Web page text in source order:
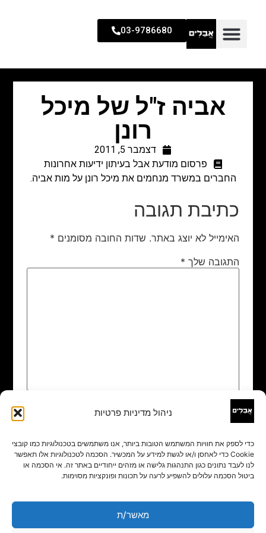
ניהול מדיניות פרטיות
כדי לספק את חוויות המשתמש הטובות ביותר, אנו משתמשים בטכנולוגיות כמו קובצי
Cookie כדי לאחסן ו/או לגשת למידע על המכשיר. הסכמה לטכנולוגיות אלו תאפשר
לנו לעבד נתונים כגון התנהגות גלישה או מזהים ייחודיים באתר זה. אי הסכמה או
ביטול הסכמה עלולים להשפיע לרעה על תכונות ופונקציות מסוימות.
מאשר/ת
03-9786680
אביה ז"ל של מיכל
רונן
דצמבר 5, 2011
פרסום מודעת אבל בעיתון ידיעות אחרונות
החברים במשרד מנחמים את מיכל רונן על מות אביה.
כתיבת תגובה
האימייל לא יוצג באתר. שדות החובה מסומנים *
התגובה שלך *
שם
אימייל*